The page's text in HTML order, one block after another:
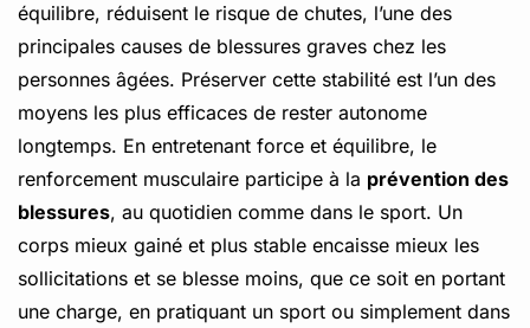
équilibre, réduisent le risque de chutes, l’une des
principales causes de blessures graves chez les
personnes âgées. Préserver cette stabilité est l’un des
moyens les plus efficaces de rester autonome
longtemps. En entretenant force et équilibre, le
renforcement musculaire participe à la prévention des
blessures, au quotidien comme dans le sport. Un
corps mieux gainé et plus stable encaisse mieux les
sollicitations et se blesse moins, que ce soit en portant
une charge, en pratiquant un sport ou simplement dans